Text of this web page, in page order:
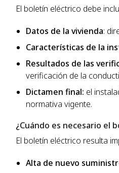
El boletín eléctrico debe
Datos de la vivienda:
Características de la
Resultados de las
verificación de la
Dictamen final: el
normativa vigente.
¿Cuándo es necesario el
El boletín eléctrico resulta
Alta de nuevo